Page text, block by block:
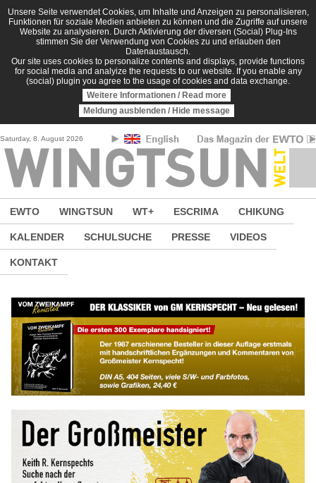
Direkt zum Inhalt
Unsere Seite verwendet Cookies, um Inhalte und Anzeigen zu personalisieren,
Funktionen für soziale Medien anbieten zu können und die Zugriffe auf unsere
Website zu analysieren. Durch Aktivierung der diversen (Social) Plug-Ins
stimmen Sie der Verwendung von Cookies zu und erlauben den
Datenaustausch.
Our site uses cookies to personalize contents and displays, provide functions
for social media and analyize the requests to our website. If you enable any
(social) plugin you agree to the usage of cookies and data exchange.
Weitere Informationen / Read more
Meldung ausblenden / Hide message
Saturday, 8. August 2026
EWTO WINGTSUN WT+ ESCRIMA CHIKUNG
KALENDER SCHULSUCHE PRESSE VIDEOS
KONTAKT